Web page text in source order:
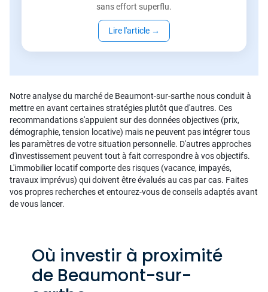
sans effort superflu.
Lire l'article →
Notre analyse du marché de Beaumont-sur-sarthe nous conduit à
mettre en avant certaines stratégies plutôt que d'autres. Ces
recommandations s'appuient sur des données objectives (prix,
démographie, tension locative) mais ne peuvent pas intégrer tous
les paramètres de votre situation personnelle. D'autres approches
d'investissement peuvent tout à fait correspondre à vos objectifs.
L'immobilier locatif comporte des risques (vacance, impayés,
travaux imprévus) qui doivent être évalués au cas par cas. Faites
vos propres recherches et entourez-vous de conseils adaptés avant
de vous lancer.
Où investir à proximité
de Beaumont-sur-